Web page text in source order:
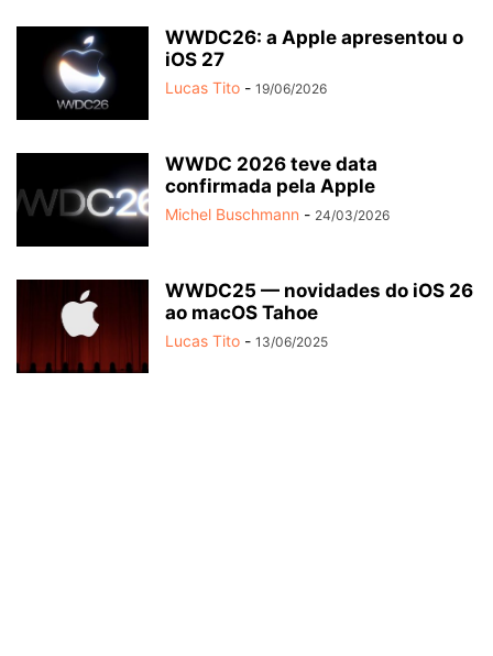
WWDC26: a Apple apresentou o
iOS 27
Lucas Tito - 19/06/2026
WWDC 2026 teve data
confirmada pela Apple
Michel Buschmann - 24/03/2026
WWDC25 — novidades do iOS 26
ao macOS Tahoe
Lucas Tito - 13/06/2025